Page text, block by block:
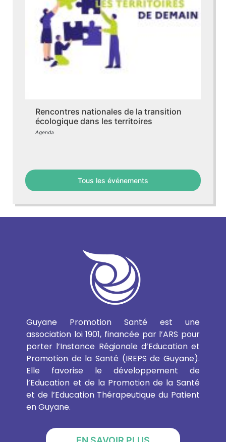
Rencontres nationales de la transition
écologique dans les territoires
Agenda
Tous les événements
Guyane Promotion Santé est une
association loi 1901, financée par l’ARS pour
porter l’Instance Régionale d’Education et
Promotion de la Santé (IREPS de Guyane).
Elle favorise le développement de
l’Education et de la Promotion de la Santé
et de l’Education Thérapeutique du Patient
en Guyane.